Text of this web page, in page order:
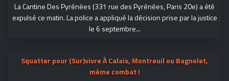
La Cantine Des Pyrénées (331 rue des Pyrénées, Paris 20e) a été
expulsé ce matin. La police a appliqué la décision prise par la justice
le 6 septembre...
Squatter pour (Sur)vivre À Calais, Montreuil ou Bagnolet,
même combat !